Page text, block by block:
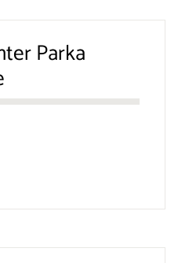
Parka